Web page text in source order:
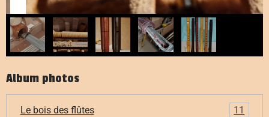
Album photos
Le bois des flûtes 11